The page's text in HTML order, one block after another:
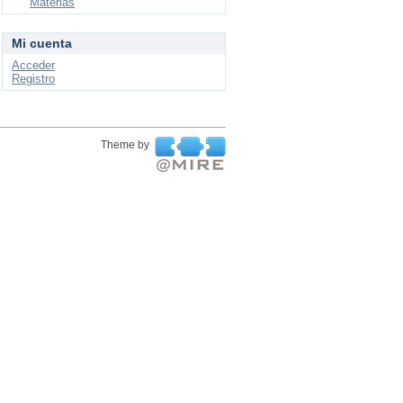
Mi cuenta
Acceder
Registro
Theme by